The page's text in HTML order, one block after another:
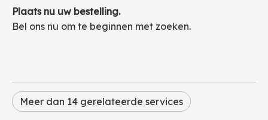
Plaats nu uw bestelling.
Bel ons nu om te beginnen met zoeken.
Meer dan 14 gerelateerde services